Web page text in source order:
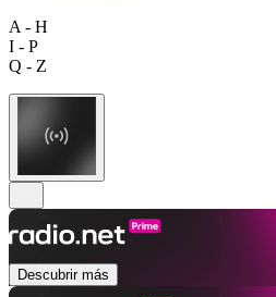
A - H
I - P
Q - Z
Descubrir más